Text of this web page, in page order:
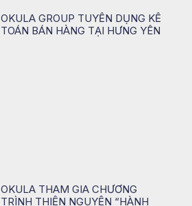
OKULA GROUP TUYỂN DỤNG KẾ
TOÁN BÁN HÀNG TẠI HƯNG YÊN
OKULA THAM GIA CHƯƠNG
TRÌNH THIỆN NGUYỆN “HÀNH